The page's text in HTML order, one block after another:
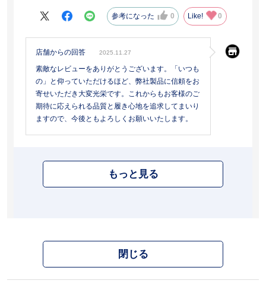
参考になった 0 Like! 0
店舗からの回答 2025.11.27
素敵なレビューをありがとうございます。「いつも
の」と仰っていただけるほど、弊社製品に信頼をお
寄せいただき大変光栄です。これからもお客様のご
期待に応えられる品質と履き心地を追求してまいり
ますので、今後ともよろしくお願いいたします。
もっと見る
閉じる